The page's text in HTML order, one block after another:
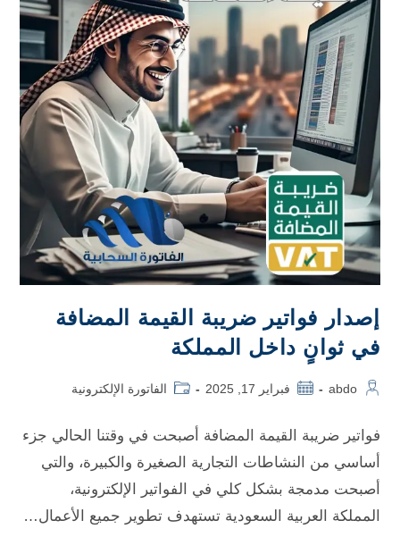
إصدار فواتير ضريبة القيمة المضافة
في ثوانٍ داخل المملكة
abdo فبراير 17, 2025 الفاتورة الإلكترونية
فواتير ضريبة القيمة المضافة أصبحت في وقتنا الحالي جزء
أساسي من النشاطات التجارية الصغيرة والكبيرة، والتي
أصبحت مدمجة بشكل كلي في الفواتير الإلكترونية،
المملكة العربية السعودية تستهدف تطوير جميع الأعمال…